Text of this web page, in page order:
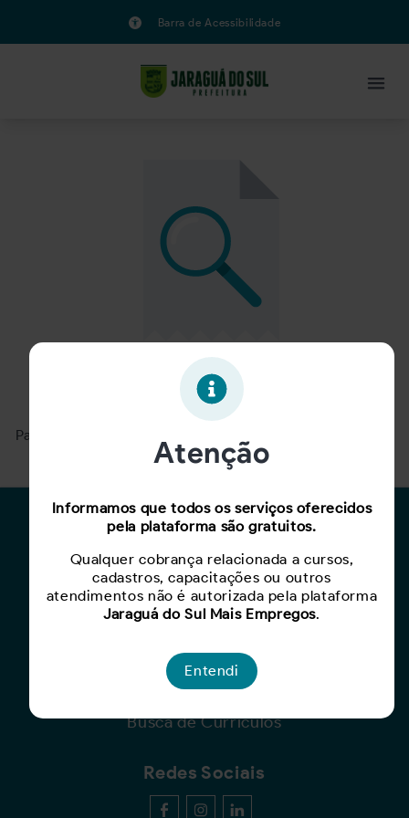
Barra de Acessibilidade
Oportunidade expirada!
Para ver mais, acesse a página
Para Candidatos
Busca de Oportunidades
Cadastro de Currículo
Capacite-se
Para Empresas
Busca de Currículos
Redes Sociais
Atenção
Informamos que todos os serviços oferecidos
pela plataforma são gratuitos.
Qualquer cobrança relacionada a cursos,
cadastros, capacitações ou outros
atendimentos não é autorizada pela plataforma
Jaraguá do Sul Mais Empregos.
Entendi